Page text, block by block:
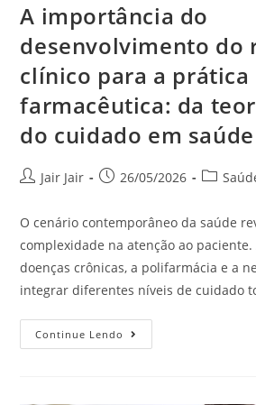
A importância do
desenvolvimento do
clínico para a prática
farmacêutica: da
do cuidado em saúde
Jair Jair 26/05/2026
O cenário contemporâneo da saúde
complexidade na atenção ao
doenças crônicas, a polifarmácia e a
integrar diferentes níveis de cuidado
Continue Lendo